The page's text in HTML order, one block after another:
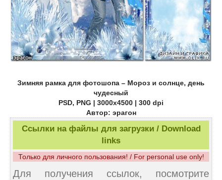
Зимняя рамка для фотошопа – Мороз и солнце, день
чудесный
PSD, PNG | 3000x4500 | 300 dpi
Автор: эрагон
Ссылки на файлы для загрузки / Download
links
Только для личного пользования! / For personal use only!
Для получения ссылок, посмотрите